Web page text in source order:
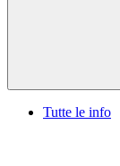
Tutte le info